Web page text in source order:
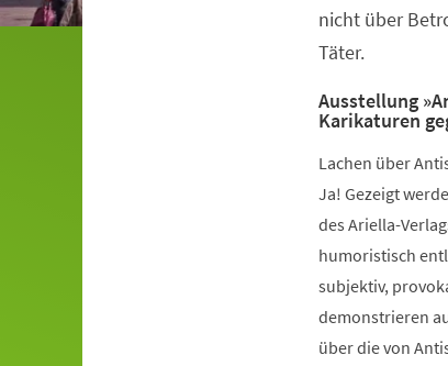
nicht über
Täter.
Ausstellung
Karikaturen
Lachen über
Ja! Gezeigt
des Ariella-
humoristisch
subjektiv,
demonstrieren
über die von